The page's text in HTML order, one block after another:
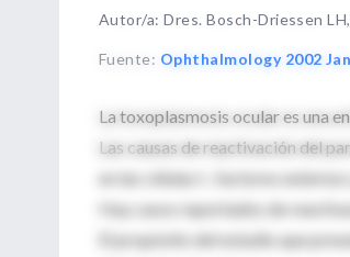
Autor/a: Dres. Bosch-Driessen
Fuente: Ophthalmology 2002
La toxoplasmosis ocular es una
Las causas de reactivación del
en las células t , factores externos
Hay casos reportados de
El propósito del estudio que